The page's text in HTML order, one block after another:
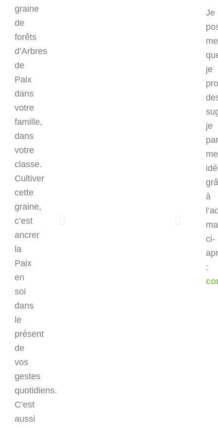
graine
de
forêts
d’Arbres
de
Paix
dans
votre
famille,
dans
votre
classe.
Cultiver
cette
graine,
c’est
ancrer
la
Paix
en
soi
dans
le
présent
de
vos
gestes
quotidiens.
C’est
aussi
Je
je
je
à
ci-
: